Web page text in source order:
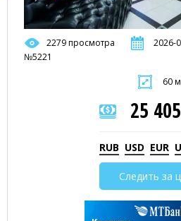
2279 просмотра
2026-
№5221
60
25
RUB USD EUR
Следить за